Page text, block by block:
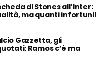
di Stones all’Inter:
ma quanti infortuni!
Gazzetta, gli
Ramos c’è ma